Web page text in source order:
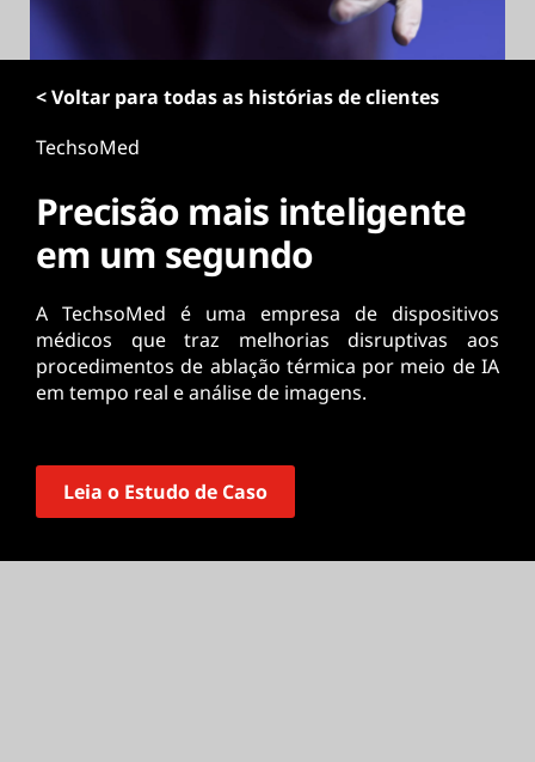
c
< Voltar para todas as histórias de clientes
TechsoMed
Precisão mais inteligente
em um segundo
A TechsoMed é uma empresa de dispositivos
médicos que traz melhorias disruptivas aos
procedimentos de ablação térmica por meio de IA
em tempo real e análise de imagens.
Leia o Estudo de Caso